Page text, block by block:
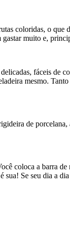
coloridas, o que
muito e,
fáceis de
mesmo.
de
coloca a barra
Se seu dia a